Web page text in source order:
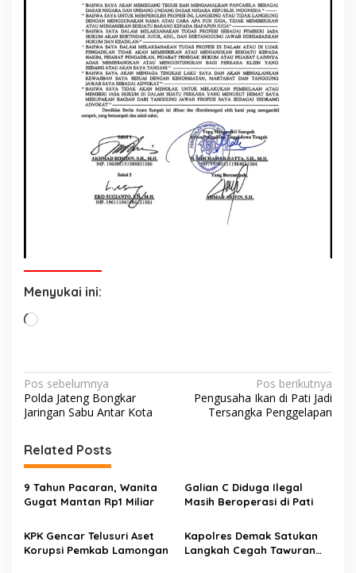
Menyukai ini:
Memuat...
Navigasi
pos
Pos sebelumnya
Polda Jateng Bongkar
Jaringan Sabu Antar Kota
Pos berikutnya
Pengusaha Ikan di Pati Jadi
Tersangka Penggelapan
Related Posts
9 Tahun Pacaran, Wanita
Gugat Mantan Rp1 Miliar
Galian C Diduga Ilegal
Masih Beroperasi di Pati
KPK Gencar Telusuri Aset
Korupsi Pemkab Lamongan
Kapolres Demak Satukan
Langkah Cegah Tawuran